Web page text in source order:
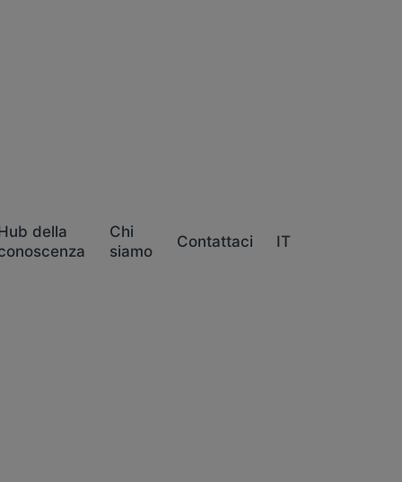
della
Chi
siamo
Contattaci IT